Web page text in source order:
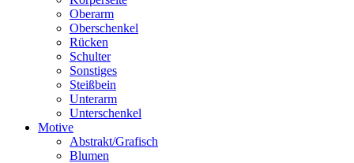
Oberarm
Oberschenkel
Rücken
Schulter
Sonstiges
Steißbein
Unterarm
Unterschenkel
Motive
Abstrakt/Grafisch
Blumen